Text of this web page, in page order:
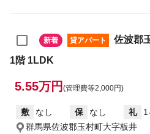
新着 貸アパート
佐波郡
1階 1LDK
5.55万円 (管理費等2,000円)
敷 なし 保 なし 礼
1
群馬県佐波郡玉村町大字板井